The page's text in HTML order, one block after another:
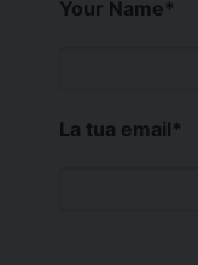
Your Name*
La tua email*